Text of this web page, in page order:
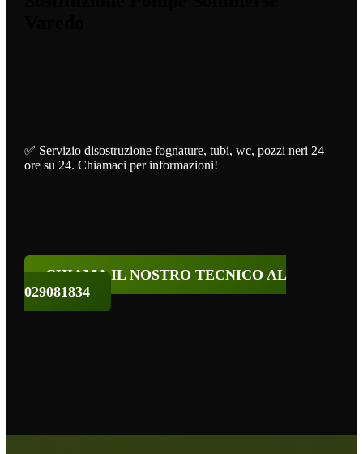
✅ Servizio disostruzione fognature, tubi, wc, pozzi neri 24
ore su 24. Chiamaci per informazioni!
CHIAMA IL NOSTRO TECNICO AL
029081834